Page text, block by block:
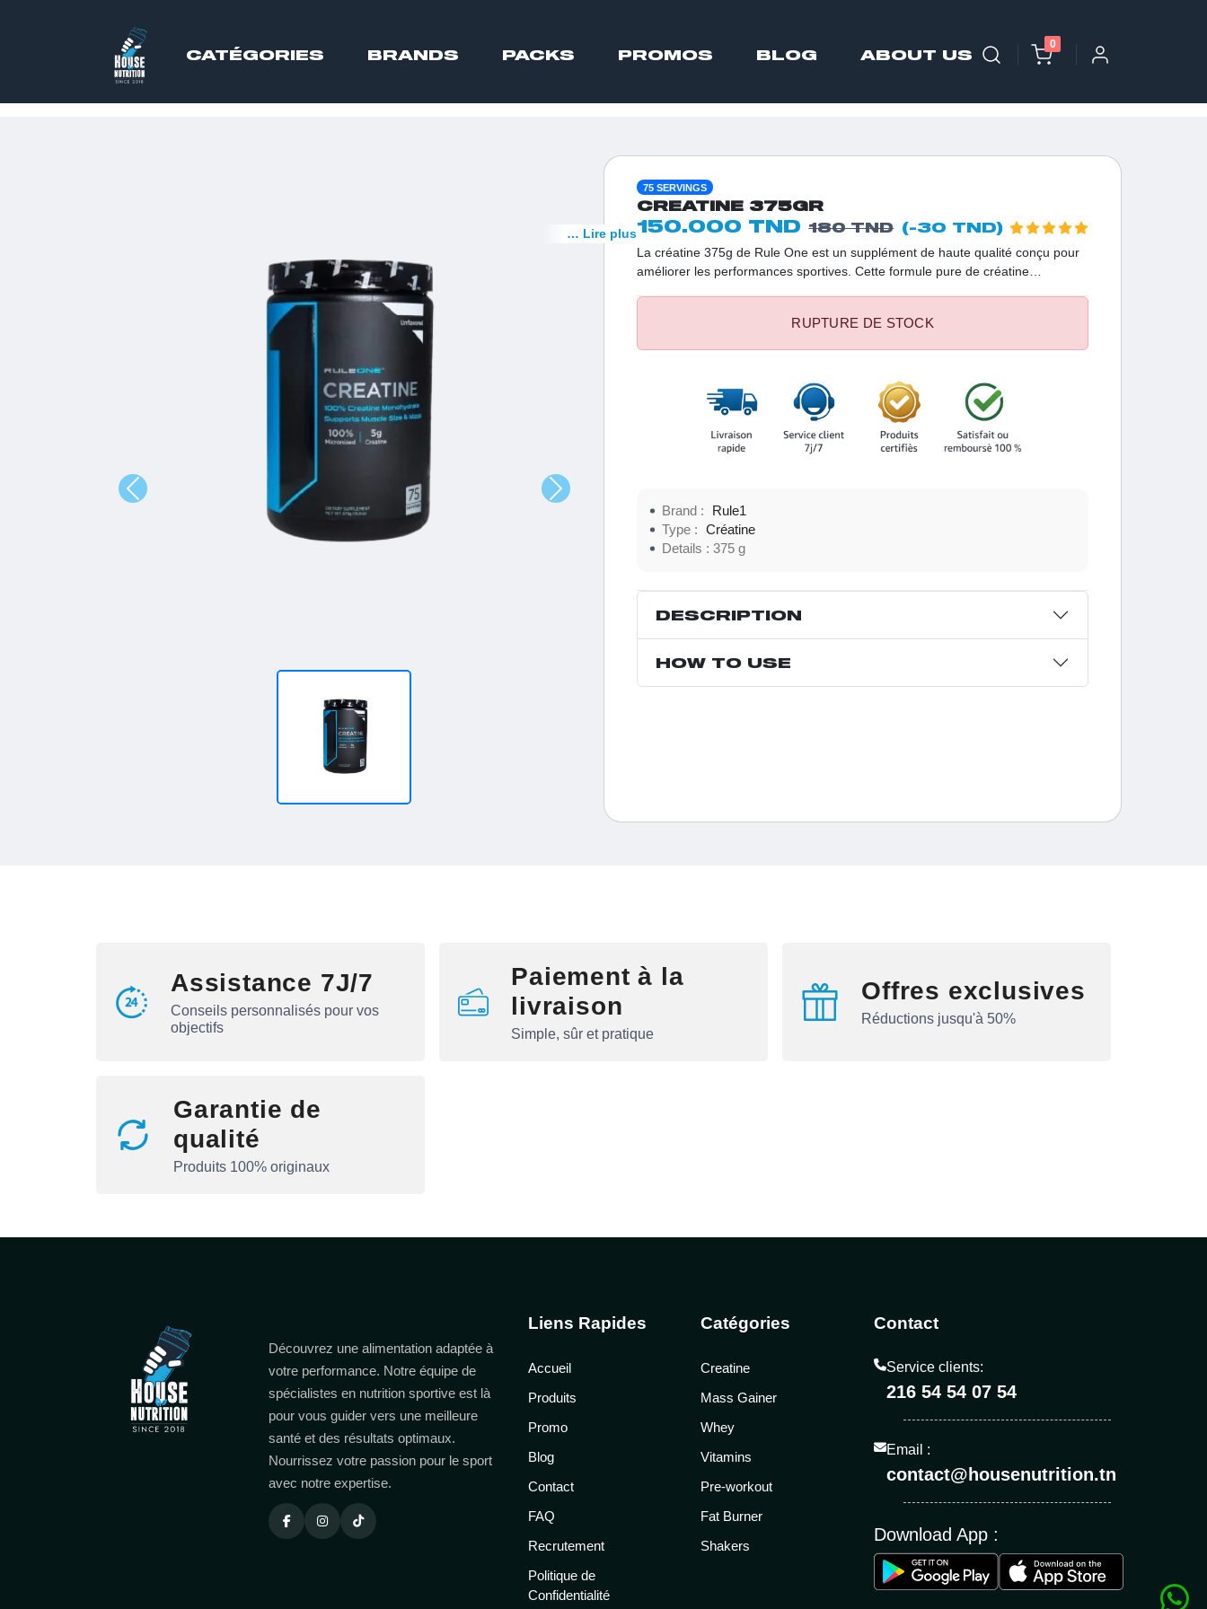
CATÉGORIES BRANDS PACKS PROMOS BLOG ABOUT US
0
75 SERVINGS
CREATINE 375GR
150.000 TND 180 TND (-30 TND)
La créatine 375g de Rule One est un supplément de haute qualité conçu pour
améliorer les performances sportives. Cette formule pure de créatine
booster vos entraînements et atteindre de nouveaux sommets dans votre
progression fitness.
… Lire plus
RUPTURE DE STOCK
Brand :
Rule1
Type :
Créatine
Details :
375 g
DESCRIPTION
HOW TO USE
Assistance 7J/7
Conseils personnalisés pour vos
objectifs
Paiement à la
livraison
Simple, sûr et pratique
Offres exclusives
Réductions jusqu'à 50%
Garantie de
qualité
Produits 100% originaux
Découvrez une alimentation adaptée à
votre performance. Notre équipe de
spécialistes en nutrition sportive est là
pour vous guider vers une meilleure
santé et des résultats optimaux.
Nourrissez votre passion pour le sport
avec notre expertise.
Liens Rapides
Accueil
Produits
Promo
Blog
Contact
FAQ
Recrutement
Politique de
Confidentialité
Catégories
Creatine
Mass Gainer
Whey
Vitamins
Pre-workout
Fat Burner
Shakers
Contact
Service clients:
216 54 54 07 54
Email :
contact@housenutrition.tn
Download App :